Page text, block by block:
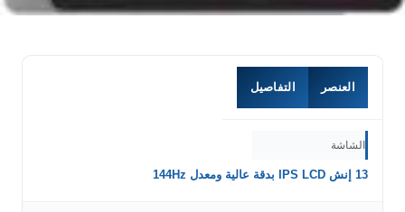
العنصر التفاصيل
الشاشة
13 إنش IPS LCD بدقة عالية ومعدل 144Hz